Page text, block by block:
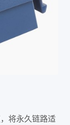
将永久链路适